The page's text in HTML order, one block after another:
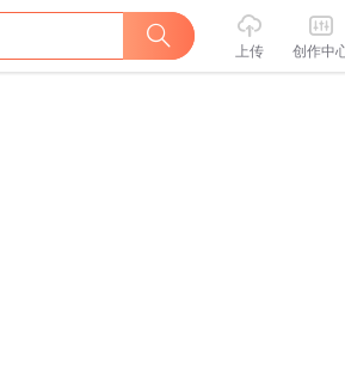
上传 创作中